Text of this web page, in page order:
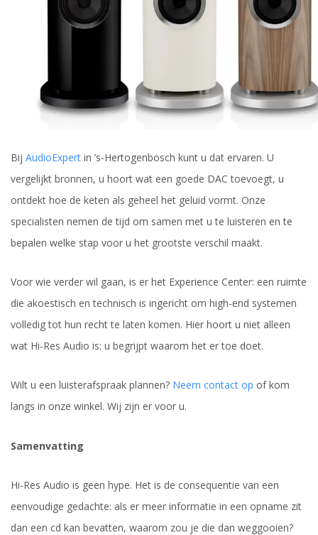
Bij AudioExpert in ’s-Hertogenbosch kunt u dat ervaren. U
vergelijkt bronnen, u hoort wat een goede DAC toevoegt, u
ontdekt hoe de keten als geheel het geluid vormt. Onze
specialisten nemen de tijd om samen met u te luisteren en te
bepalen welke stap voor u het grootste verschil maakt.
Voor wie verder wil gaan, is er het Experience Center: een ruimte
die akoestisch en technisch is ingericht om high-end systemen
volledig tot hun recht te laten komen. Hier hoort u niet alleen
wat Hi-Res Audio is: u begrijpt waarom het er toe doet.
Wilt u een luisterafspraak plannen? Neem contact op of kom
langs in onze winkel. Wij zijn er voor u.
Samenvatting
Hi-Res Audio is geen hype. Het is de consequentie van een
eenvoudige gedachte: als er meer informatie in een opname zit
dan een cd kan bevatten, waarom zou je die dan weggooien?